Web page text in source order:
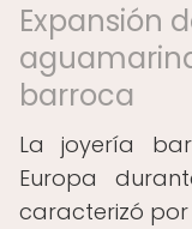
Expansión
barroca
La joyería
Europa
caracterizó